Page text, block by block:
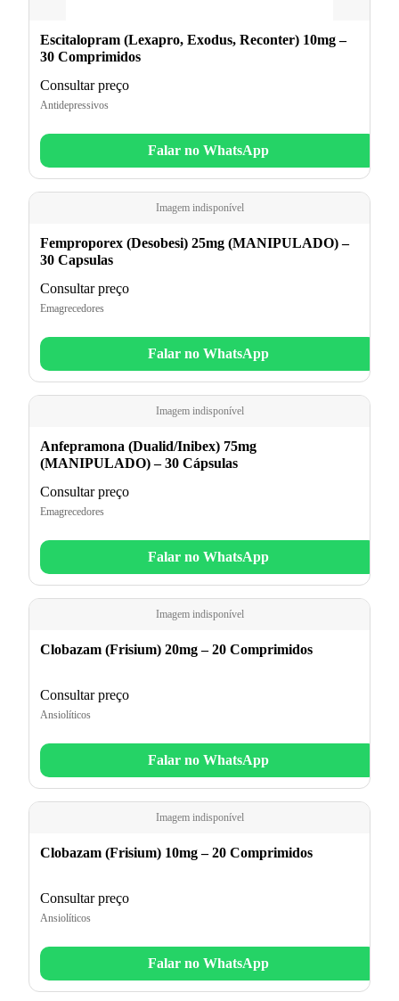
Escitalopram (Lexapro, Exodus, Reconter) 10mg –
30 Comprimidos
Consultar preço
Antidepressivos
Falar no WhatsApp
Imagem indisponível
Femproporex (Desobesi) 25mg (MANIPULADO) –
30 Capsulas
Consultar preço
Emagrecedores
Falar no WhatsApp
Imagem indisponível
Anfepramona (Dualid/Inibex) 75mg
(MANIPULADO) – 30 Cápsulas
Consultar preço
Emagrecedores
Falar no WhatsApp
Imagem indisponível
Clobazam (Frisium) 20mg – 20 Comprimidos
Consultar preço
Ansiolíticos
Falar no WhatsApp
Imagem indisponível
Clobazam (Frisium) 10mg – 20 Comprimidos
Consultar preço
Ansiolíticos
Falar no WhatsApp